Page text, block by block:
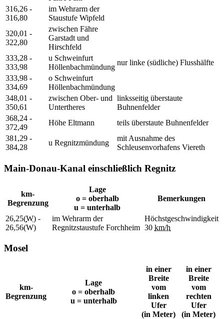
316,26 -
316,80
im Wehrarm der
Staustufe Wipfeld
320,01 -
322,80
zwischen Fähre
Garstadt und
Hirschfeld
333,28 -
333,98
u Schweinfurt
Höllenbachmündung
nur linke (südliche) Flusshälfte
333,98 -
334,69
o Schweinfurt
Höllenbachmündung
348,01 -
350,61
zwischen Ober- und
Untertheres
linksseitig überstaute
Buhnenfelder
368,24 -
372,49
Höhe Eltmann
teils überstaute Buhnenfelder
381,29 -
384,28
u Regnitzmündung
mit Ausnahme des
Schleusenvorhafens Viereth
Main-Donau-Kanal einschließlich Regnitz
km-
Begrenzung
Lage
o = oberhalb
u = unterhalb
Bemerkungen
26,25(W) -
26,56(W)
im Wehrarm der
Regnitzstaustufe Forchheim
Höchstgeschwindigkeit
30 km/h
Mosel
km-
Begrenzung
Lage
o = oberhalb
u = unterhalb
in einer
Breite
vom
linken
Ufer
(in Meter)
in einer
Breite
vom
rechten
Ufer
(in Meter)